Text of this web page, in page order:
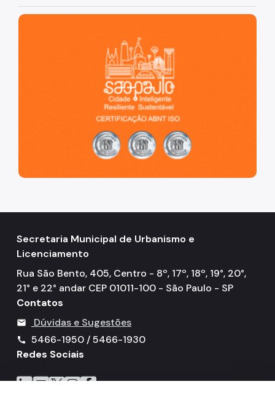
Certificado de Acessibilidade
Estação Rádio-Base
Locais de Reunião e Eventos
Cadastro da Edificação
CEDI - Cadastro de Edificações
Relatórios de Aprovação
Notícias
Imprensa
São Paulo, cidade inteligente, resiliente e sustentável
Secretaria Municipal de Urbanismo e
Licenciamento
Rua São Bento, 405, Centro - 8º, 17º, 18º, 19°, 20°,
21° e 22° andar CEP 01011-100 - São Paulo - SP
Contatos
mail Dúvidas e Sugestões
call
5466-1950 / 5466-1930
Redes Sociais
Icone do LinkedIn
Icone do YouTube
Icone do X
Icone do Instagram
Icone do Facebook